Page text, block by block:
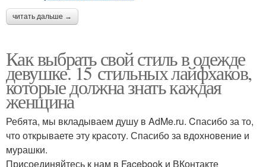
читать дальше →
Как выбрать свой стиль в одежде
девушке. 15 стильных лайфхаков,
которые должна знать каждая
женщина
Ребята, мы вкладываем душу в AdMe.ru. Cпасибо за то,
что открываете эту красоту. Спасибо за вдохновение и
мурашки.
Присоединяйтесь к нам в Facebook и ВКонтакте